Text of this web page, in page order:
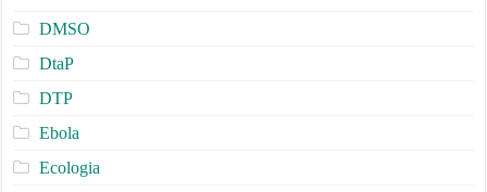
DMSO
DtaP
DTP
Ebola
Ecologia